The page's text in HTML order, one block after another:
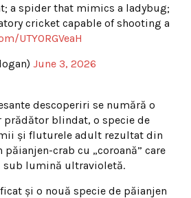
a spider that mimics a ladybug;
cricket capable of shooting a
UTYORGVeaH
June 3, 2026
descoperiri se numără o
prădător blindat, o specie de
și fluturele adult rezultat din
crab cu „coroană” care
sub lumină ultravioletă.
și o nouă specie de păianjen